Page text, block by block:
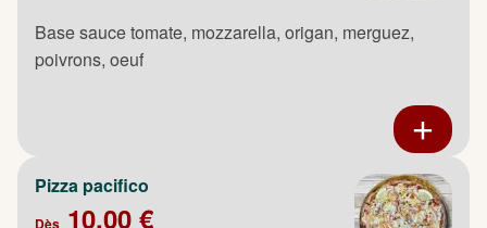
Base sauce tomate, mozzarella, origan, merguez,
poivrons, oeuf
Pizza pacifico
Dès 10.00 €